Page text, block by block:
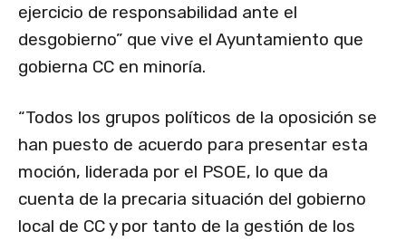
ejercicio de responsabilidad ante el
desgobierno” que vive el Ayuntamiento que
gobierna CC en minoría.
“Todos los grupos políticos de la oposición se
han puesto de acuerdo para presentar esta
moción, liderada por el PSOE, lo que da
cuenta de la precaria situación del gobierno
local de CC y por tanto de la gestión de los